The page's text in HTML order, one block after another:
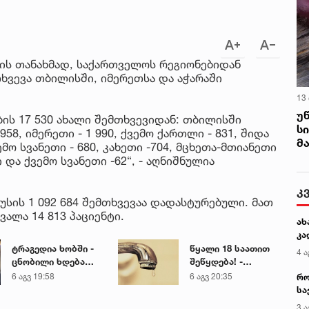
თანახმად, საქართველოს რეგიონებიდან
თბილისში, იმერეთსა და აჭარაში
17 530 ახალი შემთხვევიდან: თბილისში
იმერეთი - 1 990, ქვემო ქართლი - 831, შიდა
სვანეთი - 680, კახეთი -704, მცხეთა-მთიანეთი
და ქვემო სვანეთი -62“, - აღნიშნულია
1 092 684 შემთხვევაა დადასტურებული. მათ
14 813 პაციენტი.
ტრაგედია ხობში -
ცნობილი ხდება
დაღუპული დედა-
6 აგვ 19:58
წყალი 18 საათით
შეწყდება! -
გადაამოწმეთ
6 აგვ 20:35
13
4